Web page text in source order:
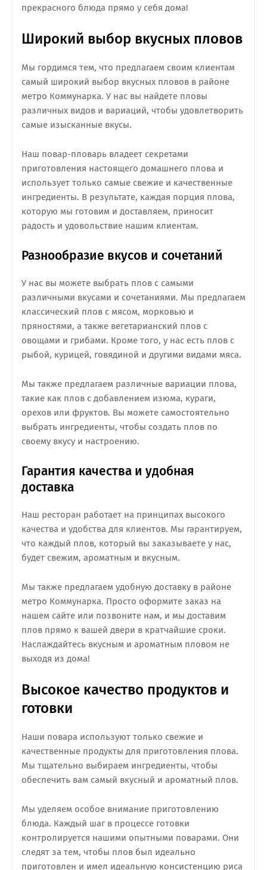
прекрасного блюда прямо у себя дома!
Широкий выбор вкусных пловов
Мы гордимся тем, что предлагаем своим клиентам
самый широкий выбор вкусных пловов в районе
метро Коммунарка. У нас вы найдете пловы
различных видов и вариаций, чтобы удовлетворить
самые изысканные вкусы.
Наш повар-пловарь владеет секретами
приготовления настоящего домашнего плова и
использует только самые свежие и качественные
ингредиенты. В результате, каждая порция плова,
которую мы готовим и доставляем, приносит
радость и удовольствие нашим клиентам.
Разнообразие вкусов и сочетаний
У нас вы можете выбрать плов с самыми
различными вкусами и сочетаниями. Мы предлагаем
классический плов с мясом, морковью и
пряностями, а также вегетарианский плов с
овощами и грибами. Кроме того, у нас есть плов с
рыбой, курицей, говядиной и другими видами мяса.
Мы также предлагаем различные вариации плова,
такие как плов с добавлением изюма, кураги,
орехов или фруктов. Вы можете самостоятельно
выбрать ингредиенты, чтобы создать плов по
своему вкусу и настроению.
Гарантия качества и удобная
доставка
Наш ресторан работает на принципах высокого
качества и удобства для клиентов. Мы гарантируем,
что каждый плов, который вы заказываете у нас,
будет свежим, ароматным и вкусным.
Мы также предлагаем удобную доставку в районе
метро Коммунарка. Просто оформите заказ на
нашем сайте или позвоните нам, и мы доставим
плов прямо к вашей двери в кратчайшие сроки.
Наслаждайтесь вкусным и ароматным пловом не
выходя из дома!
Высокое качество продуктов и
готовки
Наши повара используют только свежие и
качественные продукты для приготовления плова.
Мы тщательно выбираем ингредиенты, чтобы
обеспечить вам самый вкусный и ароматный плов.
Мы уделяем особое внимание приготовлению
блюда. Каждый шаг в процессе готовки
контролируется нашими опытными поварами. Они
следят за тем, чтобы плов был идеально
приготовлен и имел идеальную консистенцию риса